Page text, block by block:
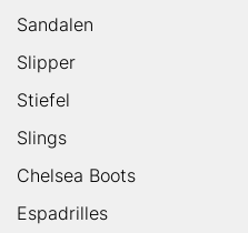
Sandalen
Slipper
Stiefel
Slings
Chelsea Boots
Espadrilles